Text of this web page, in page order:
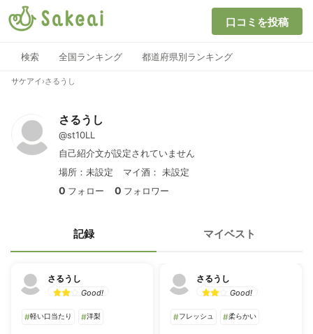
口コミを投稿
検索 全国ランキング 都道府県別ランキング
サケアイ ›さるうし
さるうし
@st10LL
自己紹介文が設定されていません
場所：未設定
マイ酒： 未設定
0 フォロー 0 フォロワー
記録 マイベスト
さるうし
Good!
#軽い口当たり #洋梨
さるうし
Good!
#フレッシュ #柔らかい